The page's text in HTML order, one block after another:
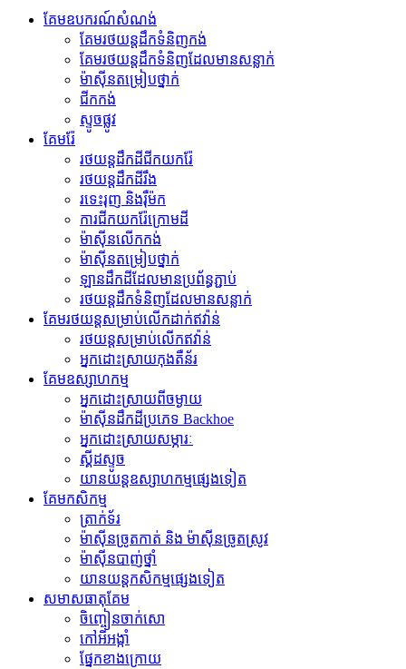
គែមឧបករណ៍សំណង់
គែម​រថយន្ត​ដឹក​ទំនិញ​កង់
គែមរថយន្តដឹកទំនិញដែលមានសន្លាក់
ម៉ាស៊ីន​តម្រៀប​ថ្នាក់
ជីក​កង់
ស្ទូចផ្លូវ
គែមរ៉ែ
រថយន្តដឹកដីជីកយករ៉ែ
រថយន្ត​ដឹក​ដី​រឹង
រទេះរុញ និងរ៉ឺម៉ក
ការជីកយករ៉ែក្រោមដី
ម៉ាស៊ីន​លើក​កង់
ម៉ាស៊ីន​តម្រៀប​ថ្នាក់
ឡានដឹកដីដែលមានប្រព័ន្ធភ្ជាប់
រថយន្ត​ដឹក​ទំនិញ​ដែល​មាន​សន្លាក់​
គែមរថយន្តសម្រាប់លើកដាក់ឥវ៉ាន់
រថយន្ត​សម្រាប់​លើក​ឥវ៉ាន់
អ្នកដោះស្រាយកុងតឺន័រ
គែមឧស្សាហកម្ម
អ្នកដោះស្រាយពីចម្ងាយ
ម៉ាស៊ីន​ដឹក​ដី​ប្រភេទ Backhoe
អ្នកដោះស្រាយសម្ភារៈ
ស្គីដស្ទូច
យានយន្តឧស្សាហកម្មផ្សេងទៀត
គែមកសិកម្ម
ត្រាក់ទ័រ
ម៉ាស៊ីនច្រូតកាត់ និង ម៉ាស៊ីនច្រូតស្រូវ
ម៉ាស៊ីនបាញ់ថ្នាំ
យានយន្តកសិកម្មផ្សេងទៀត
សមាសធាតុ​គែម
ចិញ្ចៀនចាក់សោ
កៅអីអង្កាំ
ផ្នែកខាងក្រោយ